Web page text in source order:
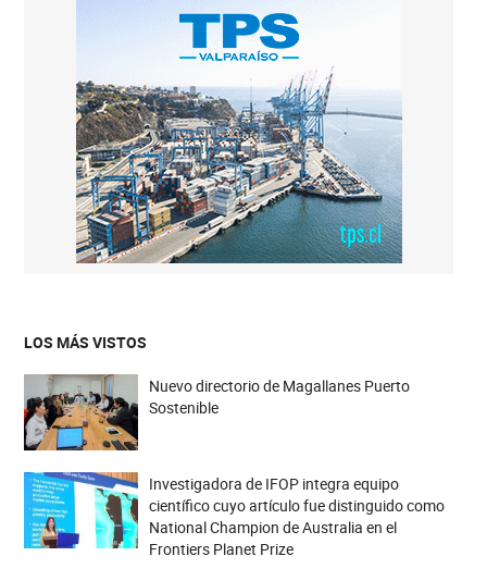
LOS MÁS VISTOS
Nuevo directorio de Magallanes Puerto
Sostenible
Investigadora de IFOP integra equipo
científico cuyo artículo fue distinguido como
National Champion de Australia en el
Frontiers Planet Prize